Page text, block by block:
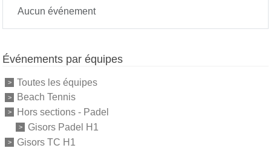
Aucun événement
Événements par équipes
Toutes les équipes
Beach Tennis
Hors sections - Padel
Gisors Padel H1
Gisors TC H1